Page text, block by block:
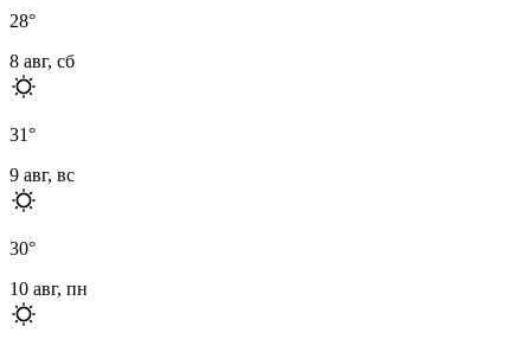
28°
8 авг, сб
31°
9 авг, вс
30°
10 авг, пн